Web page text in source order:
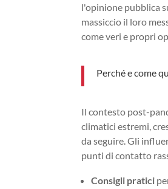
l'opinione pubblica
massiccio il loro
come veri e propri
Perché e come
Il contesto post-
climatici estremi,
da seguire. Gli
punti di contatto
Consigli pratici